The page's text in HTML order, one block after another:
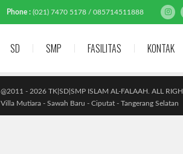
Phone : (021) 7470 5178 / 085714511888
SD SMP FASILITAS KONTAK
@2011 - 2026 TK|SD|SMP ISLAM AL-FALAAH. ALL
Villa Mutiara - Sawah Baru - Ciputat - Tangerang Selatan